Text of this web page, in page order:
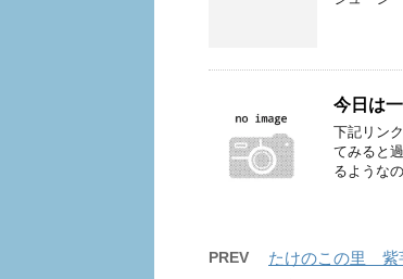
今日は
下記リン
てみると
るような
PREV たけのこの里 紫